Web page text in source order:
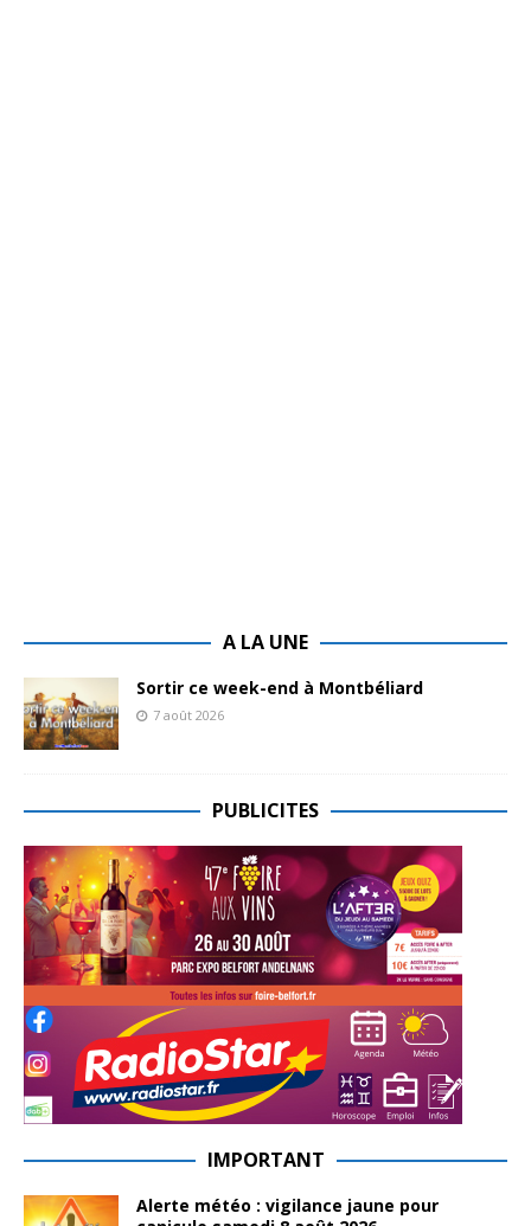
A LA UNE
Sortir ce week-end à Montbéliard
7 août 2026
PUBLICITES
IMPORTANT
Alerte météo : vigilance jaune pour